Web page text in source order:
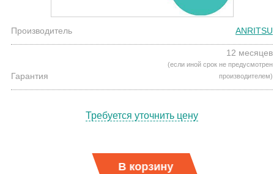
Производитель ANRITSU
Гарантия
12 месяцев
(если иной срок не предусмотрен
производителем)
Требуется уточнить цену
В корзину